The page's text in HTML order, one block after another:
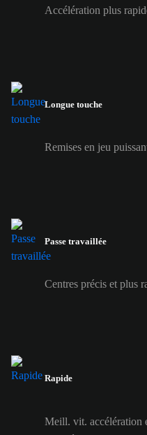
Accélération plus
Longue touche
Remises en jeu
Passe travaillée
Centres précis et plus
Rapide
Meill. vit. accélération